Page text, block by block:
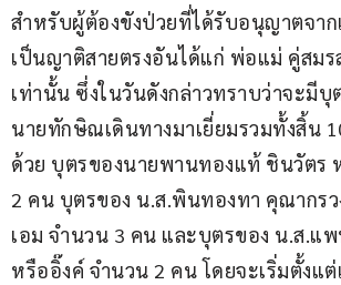
สำหรับผู้ต้องขังป่วยที่ได้รับอนุญาตจา
เป็นญาติสายตรงอันได้แก่ พ่อแม่ คู่สม
เท่านั้น ซึ่งในวันดังกล่าวทราบว่าจะมี
นายทักษิณเดินทางมาเยี่ยมรวมทั้งสิ้น
ด้วย บุตรของนายพานทองแท้ ชินวัตร
2 คน บุตรของ น.ส.พินทองทา คุณากร
เอม จำนวน 3 คน และบุตรของ น.ส.แ
หรืออิ๊งค์ จำนวน 2 คน โดยจะเริ่มตั้งแต่